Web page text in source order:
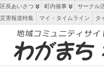
区長あいさつ 町内催事 サークル
災害報道特集
マイ・タイムライン タ